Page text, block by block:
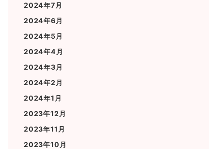
2024年7月
2024年6月
2024年5月
2024年4月
2024年3月
2024年2月
2024年1月
2023年12月
2023年11月
2023年10月